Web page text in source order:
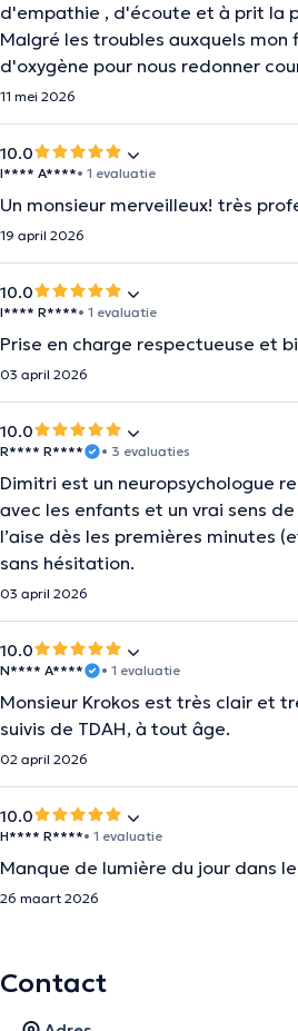
d'empathie , d'écoute et à prit la
Malgré les troubles auxquels
d'oxygène pour nous redonner
11 mei 2026
10.0
I**** A****• 1 evaluatie
Un monsieur merveilleux! très
19 april 2026
10.0
I**** R****• 1 evaluatie
Prise en charge respectueuse et
03 april 2026
10.0
R**** R**** • 3 evaluaties
Dimitri est un neuropsychologue
avec les enfants et un vrai sens
l’aise dès les premières minutes
sans hésitation.
03 april 2026
10.0
N**** A**** • 1 evaluatie
Monsieur Krokos est très clair et
suivis de TDAH, à tout âge.
02 april 2026
10.0
H**** R****• 1 evaluatie
Manque de lumière du jour dans
26 maart 2026
Contact